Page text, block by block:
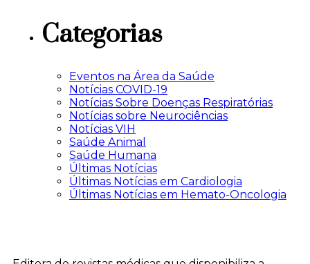
Categorias
Eventos na Área da Saúde
Notícias COVID-19
Notícias Sobre Doenças Respiratórias
Notícias sobre Neurociências
Notícias VIH
Saúde Animal
Saúde Humana
Últimas Notícias
Últimas Notícias em Cardiologia
Últimas Notícias em Hemato-Oncologia